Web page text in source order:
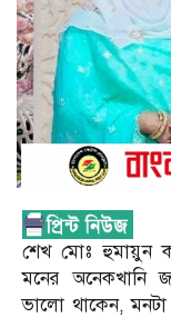
শেখ মোঃ হুমায়ুন
মনের
ভালো থাকেন,